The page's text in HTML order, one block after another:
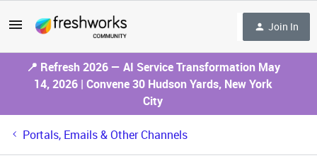
Join In
📍 Refresh 2026 — AI Service Transformation May
14, 2026 | Convene 30 Hudson Yards, New York
City
Portals, Emails & Other Channels